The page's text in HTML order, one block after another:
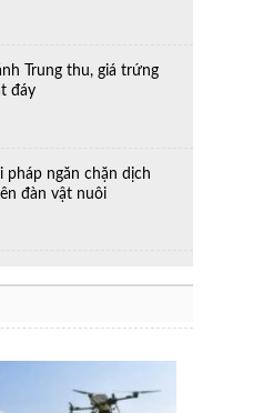
Trung thu, giá trứng
đáy
pháp ngăn chặn dịch
đàn vật nuôi